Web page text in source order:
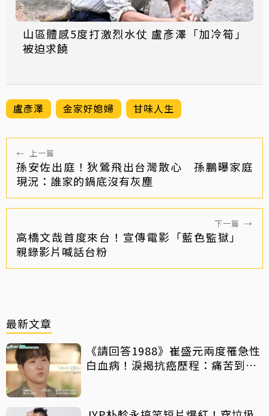
山區體感5度打激烈水仗 盧彥澤「加冷筍」
被迫求饒
盧彥澤 金家好媳婦 甘味人生
← 上一篇
孫安佐出庭！狄鶯飛出台灣散心 孫鵬曝家庭
現況：誰家的鍋底沒有灰塵
下一篇 →
高橋文哉首度來台！宣傳電影「藍色監獄」
親錄影片喊話台粉
最新文章
《請回答1988》崔盛元兩度罹急性
白血病！淚揭抗癌歷程：痛苦到不